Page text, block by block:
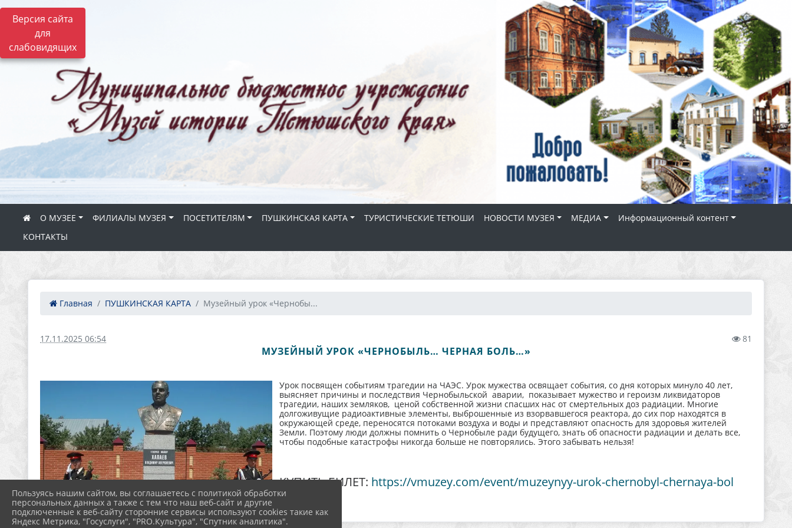
Версия сайта
для
слабовидящих
О МУЗЕЕ ФИЛИАЛЫ МУЗЕЯ ПОСЕТИТЕЛЯМ ПУШКИНСКАЯ КАРТА ТУРИСТИЧЕСКИЕ ТЕТЮШИ НОВОСТИ МУЗЕЯ МЕДИА
Информационный контент
КОНТАКТЫ
Главная ПУШКИНСКАЯ КАРТА Музейный урок «Чернобы...
17.11.2025 06:54 81
МУЗЕЙНЫЙ УРОК «ЧЕРНОБЫЛЬ… ЧЕРНАЯ БОЛЬ…»
Урок посвящен событиям трагедии на ЧАЭС. Урок мужества освящает события, со дня которых минуло 40 лет,
выясняет причины и последствия Чернобыльской аварии, показывает мужество и героизм ликвидаторов
трагедии, наших земляков, ценой собственной жизни спасших нас от смертельных доз радиации. Многие
долгоживущие радиоактивные элементы, выброшенные из взорвавшегося реактора, до сих пор находятся в
окружающей среде, переносятся потоками воздуха и воды и представляют опасность для здоровья жителей
Земли. Поэтому люди должны помнить о Чернобыле ради будущего, знать об опасности радиации и делать все,
чтобы подобные катастрофы никогда больше не повторялись. Этого забывать нельзя!
КУПИТЬ БИЛЕТ: https://vmuzey.com/event/muzeynyy-urok-chernobyl-chernaya-bol
Пользуясь нашим сайтом, вы соглашаетесь с политикой обработки
персональных данных а также с тем что наш веб-сайт и другие
подключенные к веб-сайту сторонние сервисы используют cookies такие как
Яндекс Метрика, "Госуслуги", "PRO.Культура", "Спутник аналитика".